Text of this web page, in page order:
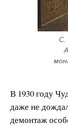
С.
В 1930 году
даже не
демонтаж